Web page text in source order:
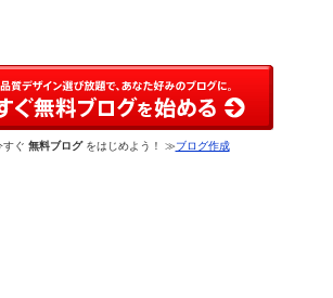
すぐ 無料ブログをはじめよう！ ≫ブログ作成